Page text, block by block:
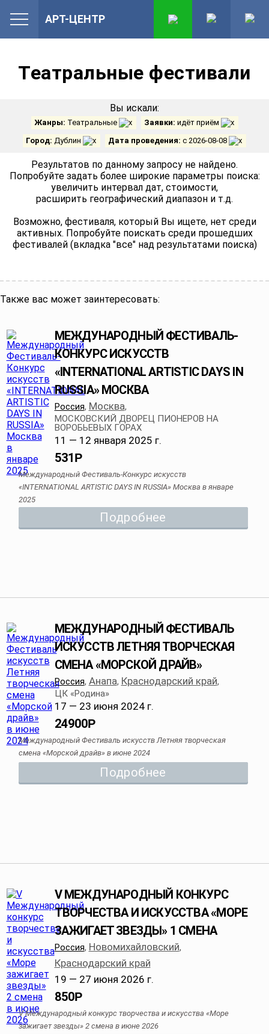
Театральные фестивали
Вы искали:
Жанры: Театральные Заявки: идёт приём
Город: Дублин Дата проведения: с 2026-08-08
Результатов по данному запросу не найдено.
Попробуйте задать более широкие параметры поиска:
увеличить интервал дат, стоимости,
расширить географический диапазон и т.д.
Возможно, фестиваля, который Вы ищете, нет среди
активных. Попробуйте поискать среди прошедших
фестивалей (вкладка "все" над результатами поиска)
Также вас может заинтересовать:
МЕЖДУНАРОДНЫЙ ФЕСТИВАЛЬ-
КОНКУРС ИСКУССТВ
«INTERNATIONAL ARTISTIC DAYS IN
RUSSIA» МОСКВА
Россия, Москва,
МОСКОВСКИЙ ДВОРЕЦ ПИОНЕРОВ НА
ВОРОБЬЕВЫХ ГОРАХ
11 — 12 января 2025 г.
531Р
Международный Фестиваль-Конкурс искусств
«INTERNATIONAL ARTISTIC DAYS IN RUSSIA» Москва в январе
2025
Подробнее
МЕЖДУНАРОДНЫЙ ФЕСТИВАЛЬ
ИСКУССТВ ЛЕТНЯЯ ТВОРЧЕСКАЯ
СМЕНА «МОРСКОЙ ДРАЙВ»
Россия, Анапа, Краснодарский край,
ЦК «Родина»
17 — 23 июня 2024 г.
24900Р
Международный Фестиваль искусств Летняя творческая
смена «Морской драйв» в июне 2024
Подробнее
V МЕЖДУНАРОДНЫЙ КОНКУРС
ТВОРЧЕСТВА И ИСКУССТВА «МОРЕ
ЗАЖИГАЕТ ЗВЕЗДЫ» 1 СМЕНА
Россия, Новомихайловский,
Краснодарский край
19 — 27 июня 2026 г.
850Р
V Международный конкурс творчества и искусства «Море
зажигает звезды» 2 смена в июне 2026
АРТ-ЦЕНТР